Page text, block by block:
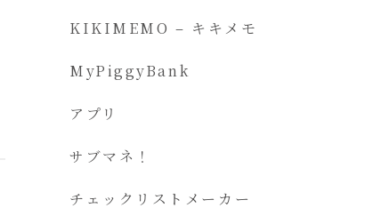
KIKIMEMO – キキメモ
MyPiggyBank
アプリ
サブマネ！
チェックリストメーカー